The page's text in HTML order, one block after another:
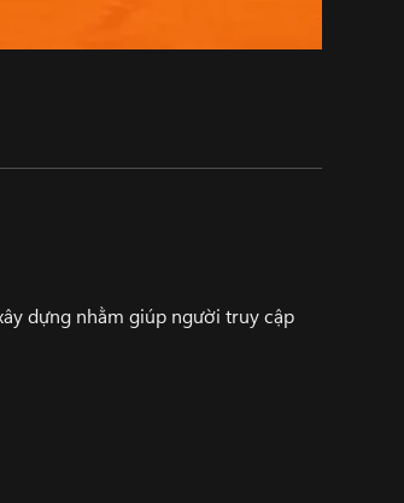
dựng nhằm giúp người truy cập